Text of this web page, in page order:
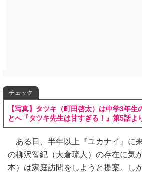
チェック
【写真】タツキ（町田啓太）は中学3年
とへ『タツキ先生は甘すぎる！』第5話よ
ある日、半年以上『ユカナイ』に
の柳沢智紀（大倉琉人）の存在に気
本）は家庭訪問をしようと提案。し